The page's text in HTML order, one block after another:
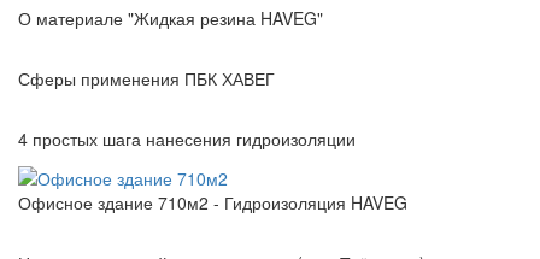
О материале "Жидкая резина HAVEG"
Сферы применения ПБК ХАВЕГ
4 простых шага нанесения гидроизоляции
Офисное здание 710м2 - Гидроизоляция HAVEG